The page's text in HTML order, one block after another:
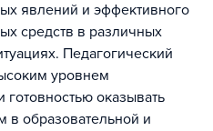
явлений и эффективного
средств в различных
Педагогический
уровнем
оказывать
в образовательной и